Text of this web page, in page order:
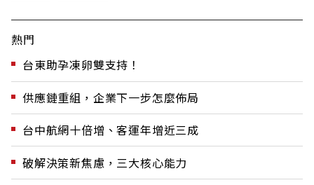
熱門
台東助孕凍卵雙支持！
供應鏈重組，企業下一步怎麼佈局
台中航網十倍增、客運年增近三成
破解決策新焦慮，三大核心能力